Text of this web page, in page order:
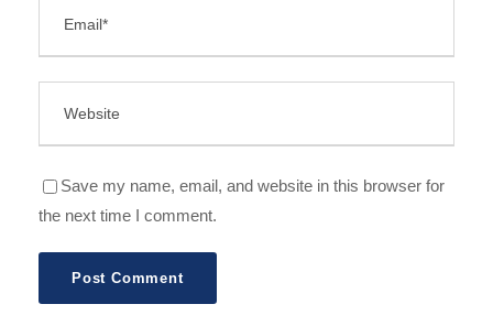
Save my name, email, and website in this browser for
the next time I comment.